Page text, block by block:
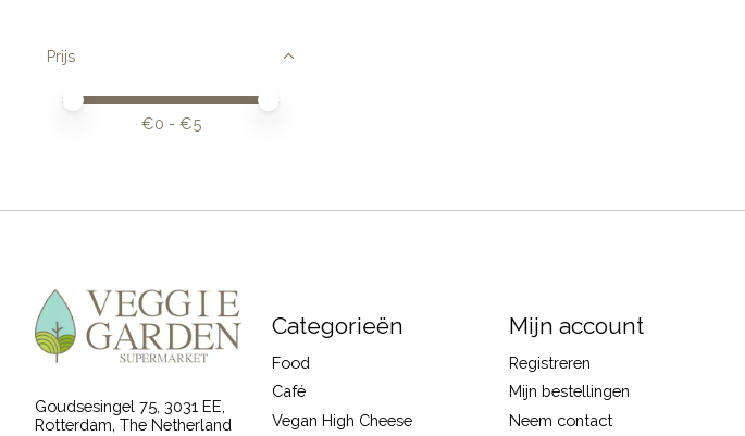
Prijs
Minimale prijswaarde
Price maximum value
€0 - €5
Goudsesingel 75, 3031 EE,
Rotterdam, The Netherland
Categorieën
Food
Café
Vegan High Cheese
Mijn account
Registreren
Mijn bestellingen
Neem contact